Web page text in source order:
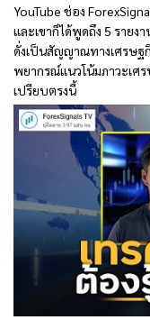
YouTube ช่อง
และเขาก็ได้พูดถึง 5 รายง
ดั่งเป็นสัญญาณทางเศรษฐ
พยากรณ์แนวโน้มภาวะเศ
เปรียบตรงนี้